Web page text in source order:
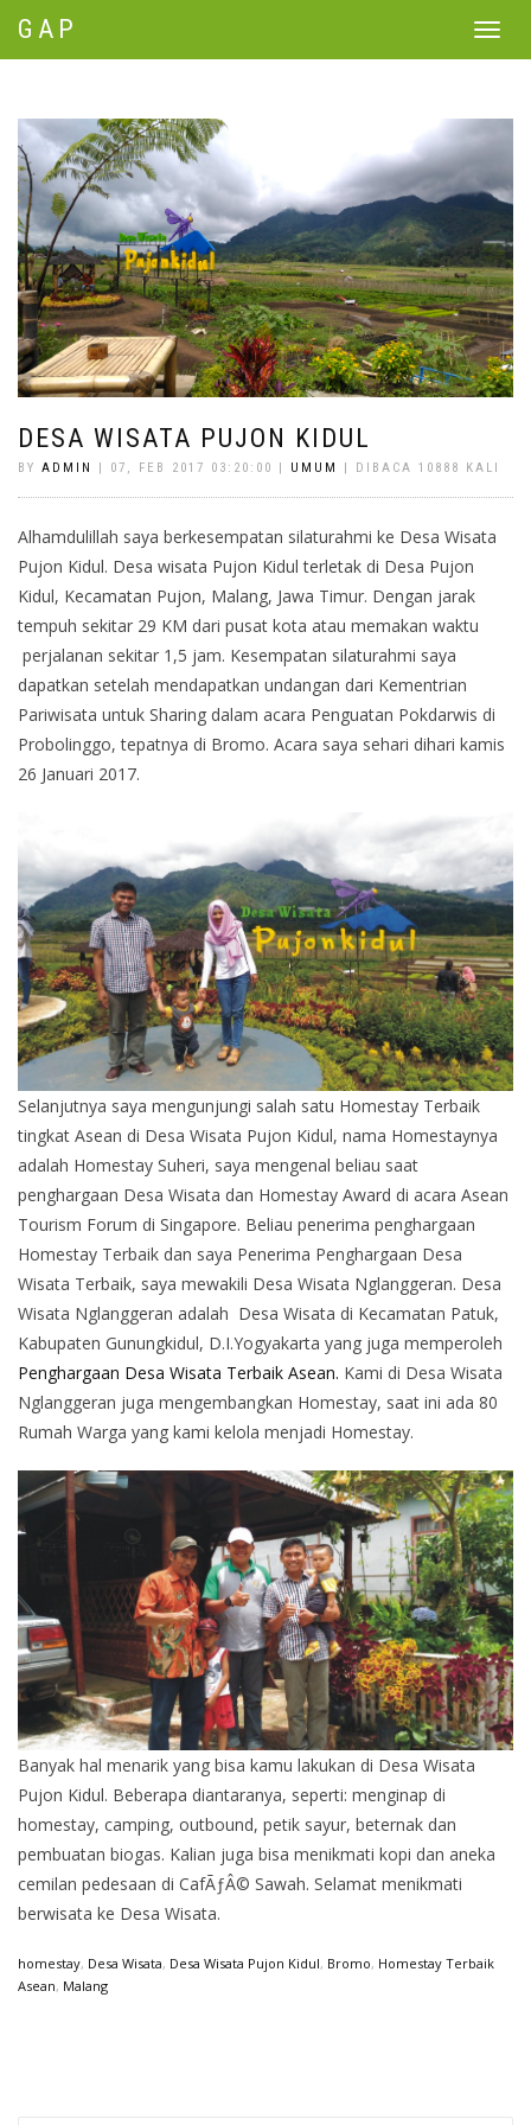
Toggle
GAP
DESA WISATA PUJON KIDUL
BY ADMIN | 07, FEB 2017 03:20:00 | UMUM | DIBACA 10888 KALI
Alhamdulillah saya berkesempatan silaturahmi ke Desa Wisata
Pujon Kidul. Desa wisata Pujon Kidul terletak di Desa Pujon
Kidul, Kecamatan Pujon, Malang, Jawa Timur. Dengan jarak
tempuh sekitar 29 KM dari pusat kota atau memakan waktu
perjalanan sekitar 1,5 jam. Kesempatan silaturahmi saya
dapatkan setelah mendapatkan undangan dari Kementrian
Pariwisata untuk Sharing dalam acara Penguatan Pokdarwis di
Probolinggo, tepatnya di Bromo. Acara saya sehari dihari kamis
26 Januari 2017.
Selanjutnya saya mengunjungi salah satu Homestay Terbaik
tingkat Asean di Desa Wisata Pujon Kidul, nama Homestaynya
adalah Homestay Suheri, saya mengenal beliau saat
penghargaan Desa Wisata dan Homestay Award di acara Asean
Tourism Forum di Singapore. Beliau penerima penghargaan
Homestay Terbaik dan saya Penerima Penghargaan Desa
Wisata Terbaik, saya mewakili Desa Wisata Nglanggeran. Desa
Wisata Nglanggeran adalah Desa Wisata di Kecamatan Patuk,
Kabupaten Gunungkidul, D.I.Yogyakarta yang juga memperoleh
Penghargaan Desa Wisata Terbaik Asean. Kami di Desa Wisata
Nglanggeran juga mengembangkan Homestay, saat ini ada 80
Rumah Warga yang kami kelola menjadi Homestay.
Banyak hal menarik yang bisa kamu lakukan di Desa Wisata
Pujon Kidul. Beberapa diantaranya, seperti: menginap di
homestay, camping, outbound, petik sayur, beternak dan
pembuatan biogas. Kalian juga bisa menikmati kopi dan aneka
cemilan pedesaan di CafÃƒÂ© Sawah. Selamat menikmati
berwisata ke Desa Wisata.
homestay, Desa Wisata, Desa Wisata Pujon Kidul, Bromo, Homestay Terbaik
Asean, Malang